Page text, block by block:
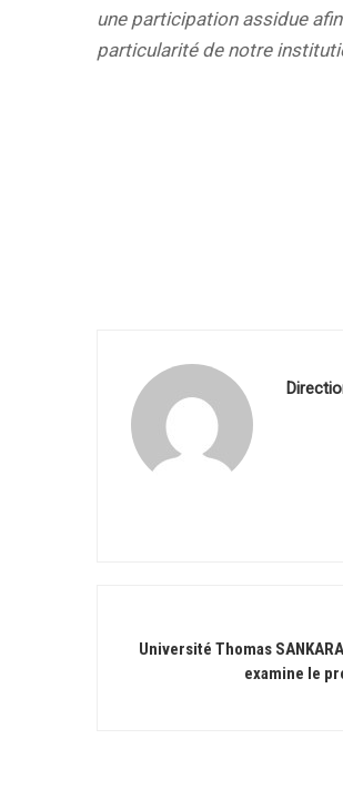
une participation assidue
particularité de notre
Université Thomas
examine le